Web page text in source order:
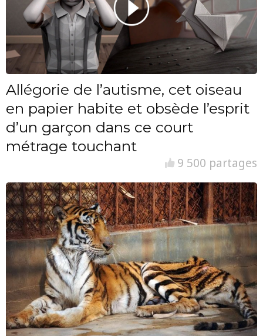
Allégorie de l’autisme, cet oiseau
en papier habite et obsède l’esprit
d’un garçon dans ce court
métrage touchant
9 500 partages